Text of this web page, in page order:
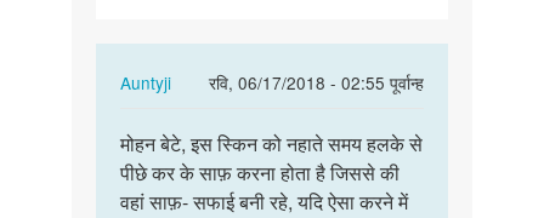
Auntyji
रवि, 06/17/2018 - 02:55 पूर्वान्ह
In
to
सर
मेरे
मोहन
बेटे,
इस
मोहन बेटे, इस स्किन को नहाते समय हलके से
पीछे कर के साफ़ करना होता है जिससे की
वहां साफ़- सफाई बनी रहे, यदि ऐसा करने में